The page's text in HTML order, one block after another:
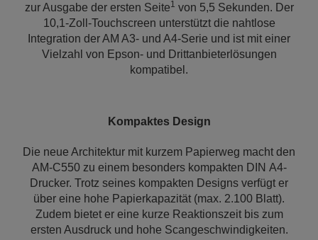
zur Ausgabe der ersten Seite1 von 5,5 Sekunden. Der
10,1-Zoll-Touchscreen unterstützt die nahtlose
Integration der AM A3- und A4-Serie und ist mit einer
Vielzahl von Epson- und Drittanbieterlösungen
kompatibel.
Kompaktes Design
Die neue Architektur mit kurzem Papierweg macht den
AM-C550 zu einem besonders kompakten DIN A4-
Drucker. Trotz seines kompakten Designs verfügt er
über eine hohe Papierkapazität (max. 2.100 Blatt).
Zudem bietet er eine kurze Reaktionszeit bis zum
ersten Ausdruck und hohe Scangeschwindigkeiten.